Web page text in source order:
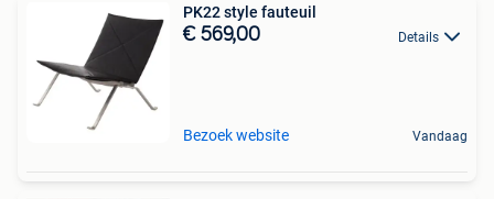
PK22 style fauteuil
€ 569,00 Details
Bezoek website Vandaag